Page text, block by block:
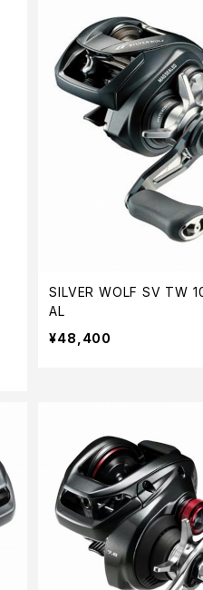
SILVER WOLF SV TW
AL
¥48,400